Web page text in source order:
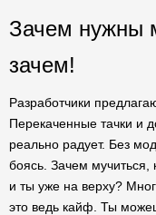
Зачем нужны
зачем!
Разработчики
Перекаченные тачки и
реально радует. Без
боясь. Зачем мучиться,
и ты уже на верху?
это ведь кайф. Ты